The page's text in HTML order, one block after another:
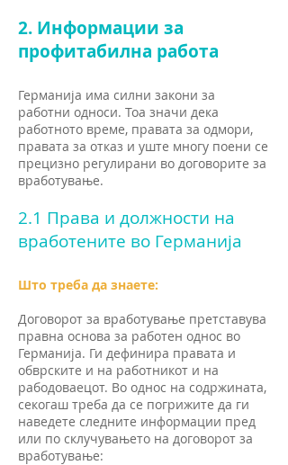
2. Информации за
профитабилна работа
Германија има силни закони за
работни односи. Тоа значи дека
работното време, правата за одмори,
правата за отказ и уште многу поени се
прецизно регулирани во договорите за
вработување.
2.1 Права и должности на
вработените во Германија
Што треба да знаете:
Договорот за вработување претставува
правна основа за работен однос во
Германија. Ги дефинира правата и
обврските и на работникот и на
рабодоваецот. Во однос на содржината,
секогаш треба да се погрижите да ги
наведете следните информации пред
или по склучувањето на договорот за
вработување: